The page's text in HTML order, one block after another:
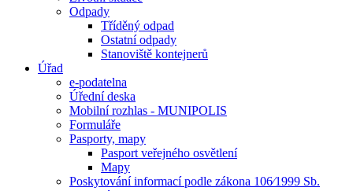
Odpady
Tříděný odpad
Ostatní odpady
Stanoviště kontejnerů
Úřad
e-podatelna
Úřední deska
Mobilní rozhlas - MUNIPOLIS
Formuláře
Pasporty, mapy
Pasport veřejného osvětlení
Mapy
Poskytování informací podle zákona 106⁄1999 Sb.